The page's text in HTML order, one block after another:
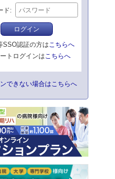
ド
ログイン
SSO認証の方はこちらへ
トログインはこちらへ
できない場合はこちらへ